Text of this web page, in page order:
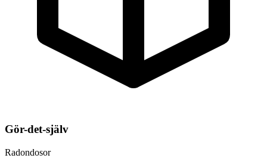
Gör-det-själv
Radondosor